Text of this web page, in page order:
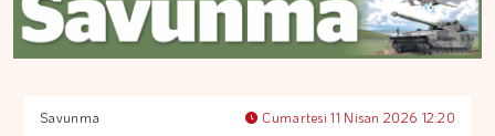
Savunma Cumartesi 11 Nisan 2026 12:20